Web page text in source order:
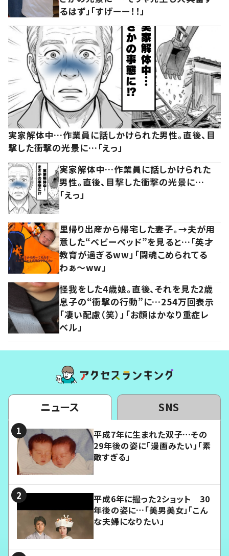
るはず」「すげーー！！」
実家解体中…作業員に話しかけられた男性。直後、目
撃した衝撃の光景に…「えっ」
実家解体中…作業員に話しかけられた
男性。直後、目撃した衝撃の光景に…
「えっ」
里帰り出産から帰宅した妻子。→夫が用
意した“ベビーベッド”を見ると…「英才
教育が過ぎるww」「闘魂こめられてる
わぁ～ww」
怪我をした4歳娘。直後、それを見た2歳
息子の“衝撃の行動”に…254万回表示
「凄い配慮（笑）」「お顔はかなり重症レ
ベル」
ニュース SNS
平成7年に生まれた双子…その
29年後の姿に「漫画みたい」「素
敵すぎる」
平成6年に撮った2ショット 30
年後の姿に…「美男美女」「こん
な夫婦になりたい」